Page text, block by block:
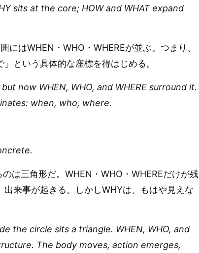
sits at the core; HOW and WHAT expand
はWHEN・WHO・WHEREが並ぶ。つまり、
という具体的な座標を得はじめる。
now WHEN, WHO, and WHERE surround it.
when, who, where.
は三角形だ。WHEN・WHO・WHEREだけが残
来事が起きる。しかしWHYは、もはや見えな
the circle sits a triangle. WHEN, WHO, and
The body moves, action emerges,